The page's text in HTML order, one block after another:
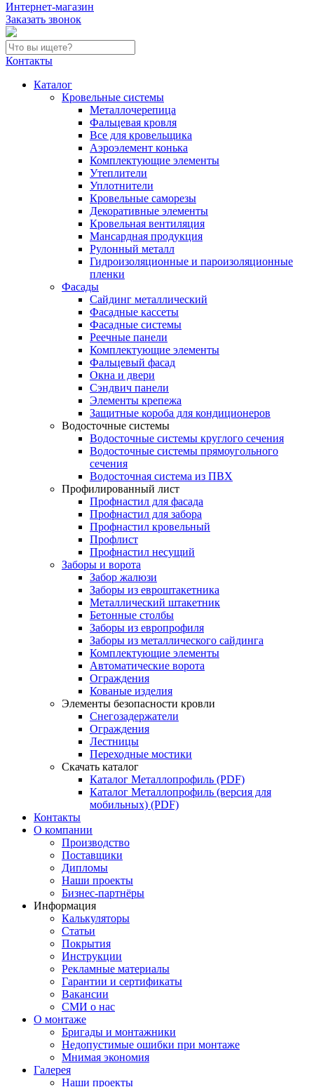
Интернет-магазин
Заказать звонок
Контакты
Каталог
Кровельные системы
Металлочерепица
Фальцевая кровля
Все для кровельщика
Аэроэлемент конька
Комплектующие элементы
Утеплители
Уплотнители
Кровельные саморезы
Декоративные элементы
Кровельная вентиляция
Мансардная продукция
Рулонный металл
Гидроизоляционные и пароизоляционные
пленки
Фасады
Сайдинг металлический
Фасадные кассеты
Фасадные системы
Реечные панели
Комплектующие элементы
Фальцевый фасад
Окна и двери
Сэндвич панели
Элементы крепежа
Защитные короба для кондиционеров
Водосточные системы
Водосточные системы круглого сечения
Водосточные системы прямоугольного
сечения
Водосточная система из ПВХ
Профилированный лист
Профнастил для фасада
Профнастил для забора
Профнастил кровельный
Профлист
Профнастил несущий
Заборы и ворота
Забор жалюзи
Заборы из евроштакетника
Металлический штакетник
Бетонные столбы
Заборы из европрофиля
Заборы из металлического сайдинга
Комплектующие элементы
Автоматические ворота
Ограждения
Кованые изделия
Элементы безопасности кровли
Снегозадержатели
Ограждения
Лестницы
Переходные мостики
Скачать каталог
Каталог Металлопрофиль (PDF)
Каталог Металлопрофиль (версия для
мобильных) (PDF)
Контакты
О компании
Производство
Поставщики
Дипломы
Наши проекты
Бизнес-партнёры
Информация
Калькуляторы
Статьи
Покрытия
Инструкции
Рекламные материалы
Гарантии и сертификаты
Вакансии
СМИ о нас
О монтаже
Бригады и монтажники
Недопустимые ошибки при монтаже
Мнимая экономия
Галерея
Наши проекты